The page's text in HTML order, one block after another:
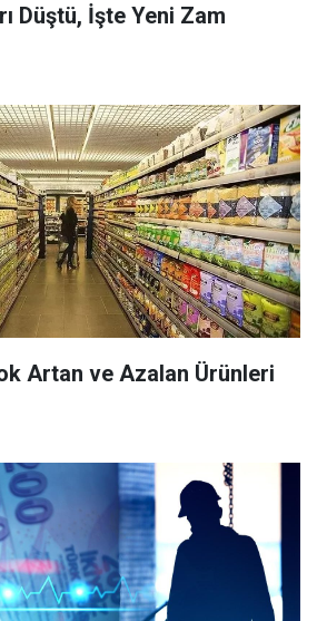
Düştü, İşte Yeni Zam
Artan ve Azalan Ürünleri